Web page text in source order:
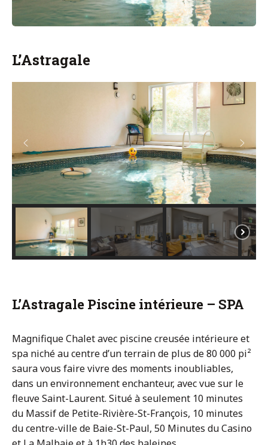
L’Astragale
L’Astragale Piscine intérieure – SPA
Magnifique Chalet avec piscine creusée intérieure et
spa niché au centre d’un terrain de plus de 80 000 pi²
saura vous faire vivre des moments inoubliables,
dans un environnement enchanteur, avec vue sur le
fleuve Saint-Laurent. Situé à seulement 10 minutes
du Massif de Petite-Rivière-St-François, 10 minutes
du centre-ville de Baie-St-Paul, 50 Minutes du Casino